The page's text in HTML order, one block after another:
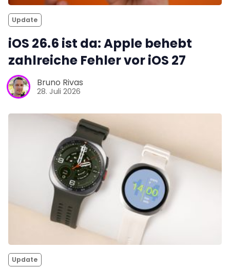
Update
iOS 26.6 ist da: Apple behebt
zahlreiche Fehler vor iOS 27
Bruno Rivas
28. Juli 2026
Update